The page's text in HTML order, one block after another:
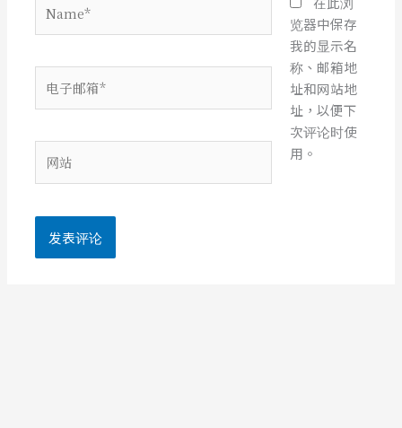
子
箱
站
览器中保存
我的显示名
称、邮箱地
址和网站地
址，以便下
次评论时使
用。